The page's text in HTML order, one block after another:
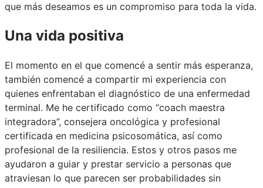
que más deseamos es un compromiso para toda la vida.
Una vida positiva
El momento en el que comencé a sentir más esperanza,
también comencé a compartir mi experiencia con
quienes enfrentaban el diagnóstico de una enfermedad
terminal. Me he certificado como “coach maestra
integradora”, consejera oncológica y profesional
certificada en medicina psicosomática, así como
profesional de la resiliencia. Estos y otros pasos me
ayudaron a guiar y prestar servicio a personas que
atraviesan lo que parecen ser probabilidades sin